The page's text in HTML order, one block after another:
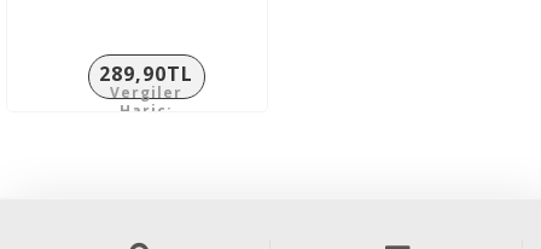
289,90TL
Vergiler
Hariç: